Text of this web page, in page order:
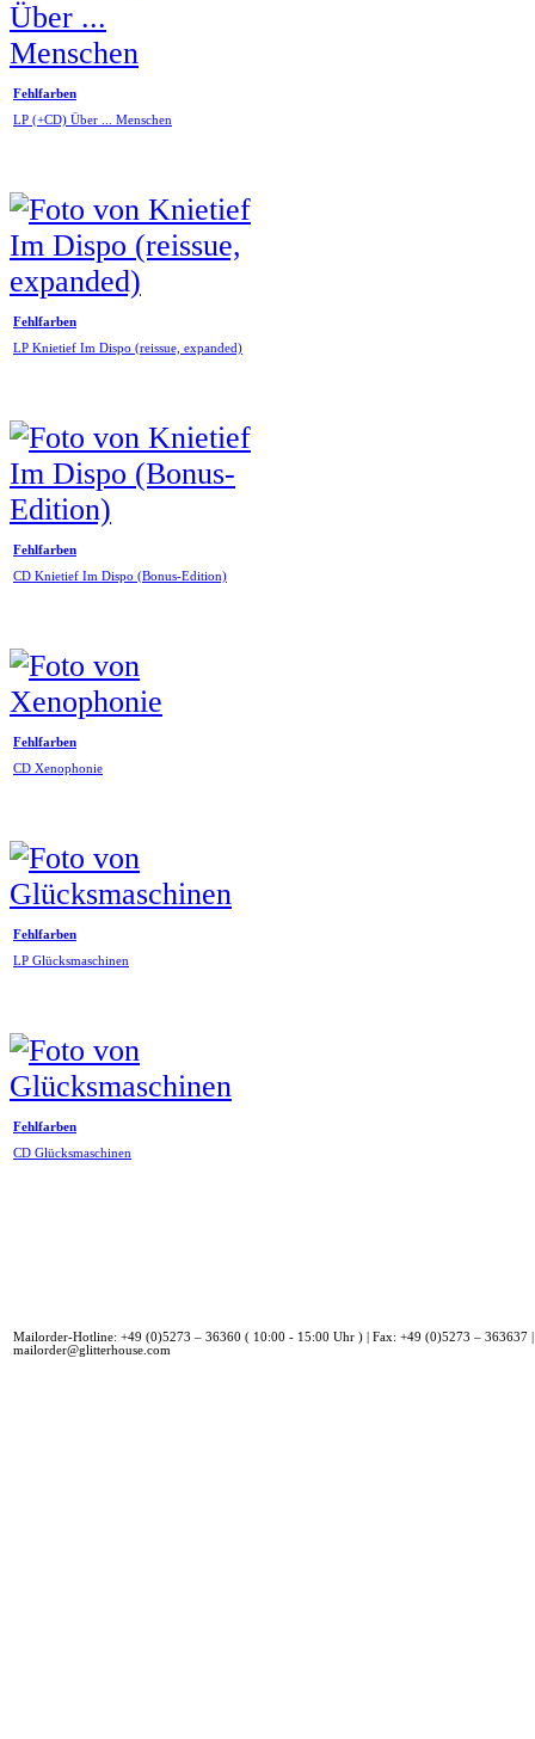
Fehlfarben
LP (+CD) Über ... Menschen
Fehlfarben
LP Knietief Im Dispo (reissue, expanded)
Fehlfarben
CD Knietief Im Dispo (Bonus-Edition)
Fehlfarben
CD Xenophonie
Fehlfarben
LP Glücksmaschinen
Fehlfarben
CD Glücksmaschinen
Mailorder-Hotline: +49 (0)5273 – 36360 ( 10:00 - 15:00 Uhr ) | Fax: +49 (0)5273 – 363637
mailorder@glitterhouse.com